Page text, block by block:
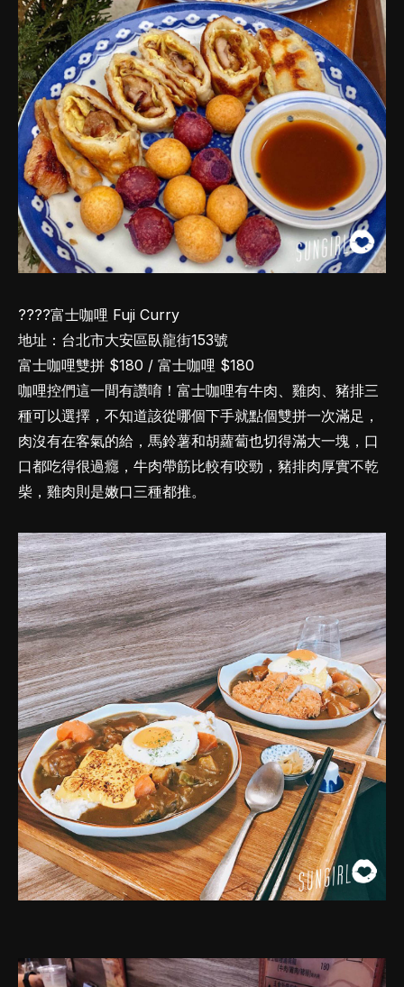
????富士咖哩 Fuji Curry
地址：台北市大安區臥龍街153號
富士咖哩雙拼 $180 / 富士咖哩 $180
咖哩控們這一間有讚唷！富士咖哩有牛肉、雞肉、豬排三
種可以選擇，不知道該從哪個下手就點個雙拼一次滿足，
肉沒有在客氣的給，馬鈴薯和胡蘿蔔也切得滿大一塊，口
口都吃得很過癮，牛肉帶筋比較有咬勁，豬排肉厚實不乾
柴，雞肉則是嫩口三種都推。